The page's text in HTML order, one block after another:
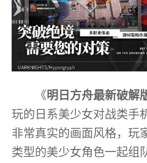
《明日方舟最新破解
玩的日系美少女对战类手
非常真实的画面风格，玩
类型的美少女角色一起组